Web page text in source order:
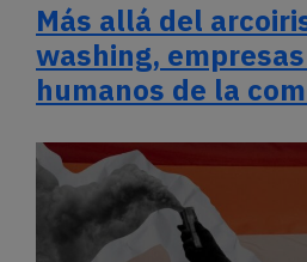
Más allá del
washing,
humanos de la